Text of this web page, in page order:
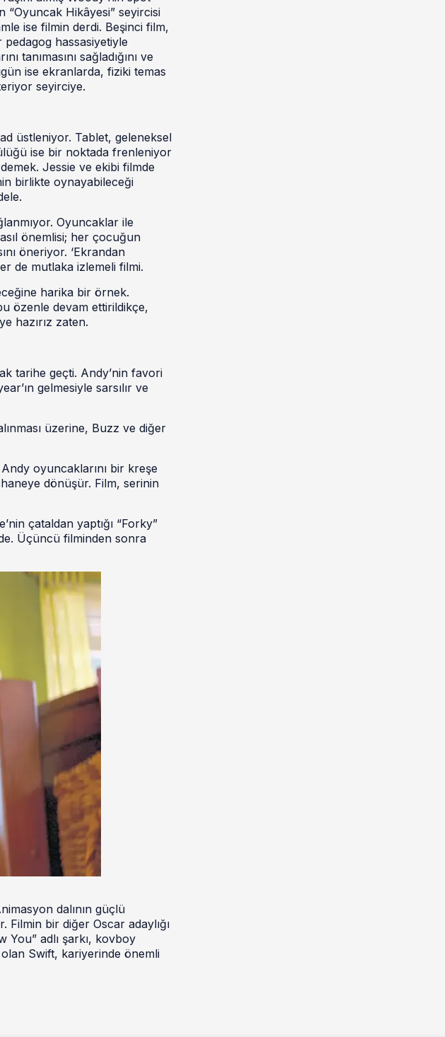
“Oyuncak Hikâyesi” seyircisi
ise filmin derdi. Beşinci film,
pedagog hassasiyetiyle
tanımasını sağladığını ve
ise ekranlarda, fiziki temas
seyirciye.
üstleniyor. Tablet, geleneksel
ise bir noktada frenleniyor
Jessie ve ekibi filmde
birlikte oynayabileceği
Oyuncaklar ile
önemlisi; her çocuğun
öneriyor. ‘Ekrandan
de mutlaka izlemeli filmi.
harika bir örnek.
özenle devam ettirildikçe,
hazırız zaten.
tarihe geçti. Andy’nin favori
gelmesiyle sarsılır ve
üzerine, Buzz ve diğer
oyuncaklarını bir kreşe
dönüşür. Film, serinin
çataldan yaptığı “Forky”
Üçüncü filminden sonra
dalının güçlü
Filmin bir diğer Oscar adaylığı
You” adlı şarkı, kovboy
Swift, kariyerinde önemli